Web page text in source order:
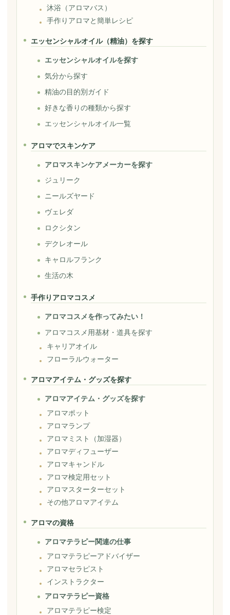
沐浴（アロマバス）
手作りアロマと簡単レシピ
エッセンシャルオイル（精油）を探す
エッセンシャルオイルを探す
気分から探す
精油の目的別ガイド
好きな香りの種類から探す
エッセンシャルオイル一覧
アロマでスキンケア
アロマスキンケアメーカーを探す
ジュリーク
ニールズヤード
ヴェレダ
ロクシタン
デクレオール
キャロルフランク
生活の木
手作りアロマコスメ
アロマコスメを作ってみたい！
アロマコスメ用基材・道具を探す
キャリアオイル
フローラルウォーター
アロマアイテム・グッズを探す
アロマアイテム・グッズを探す
アロマポット
アロマランプ
アロマミスト（加湿器）
アロマディフューザー
アロマキャンドル
アロマ検定用セット
アロマスターターセット
その他アロマアイテム
アロマの資格
アロマテラピー関連の仕事
アロマテラピーアドバイザー
アロマセラピスト
インストラクター
アロマテラピー資格
アロマテラピー検定